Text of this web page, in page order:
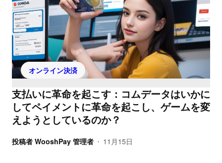
オンライン決済
支払いに革命を起こす：コムデータはいかに
してペイメントに革命を起こし、ゲームを変
えようとしているのか？
投稿者 WooshPay 管理者 • 11月15日